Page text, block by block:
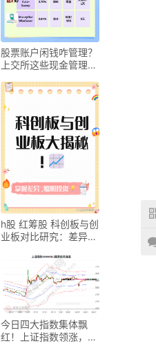
股票账户闲钱咋管理？
上交所这些现金管理产
h股 红筹股 科创板与创
业板对比研究：差异、
今日四大指数集体飘
红！上证指数领涨，各